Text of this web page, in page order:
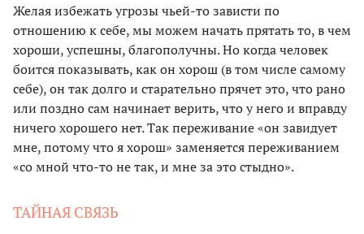
Желая избежать угрозы чьей-то зависти по
отношению к себе, мы можем начать прятать то, в чем
хороши, успешны, благополучны. Но когда человек
боится показывать, как он хорош (в том числе самому
себе), он так долго и старательно прячет это, что рано
или поздно сам начинает верить, что у него и вправду
ничего хорошего нет. Так переживание «он завидует
мне, потому что я хорош» заменяется переживанием
«со мной что-то не так, и мне за это стыдно».
ТАЙНАЯ СВЯЗЬ